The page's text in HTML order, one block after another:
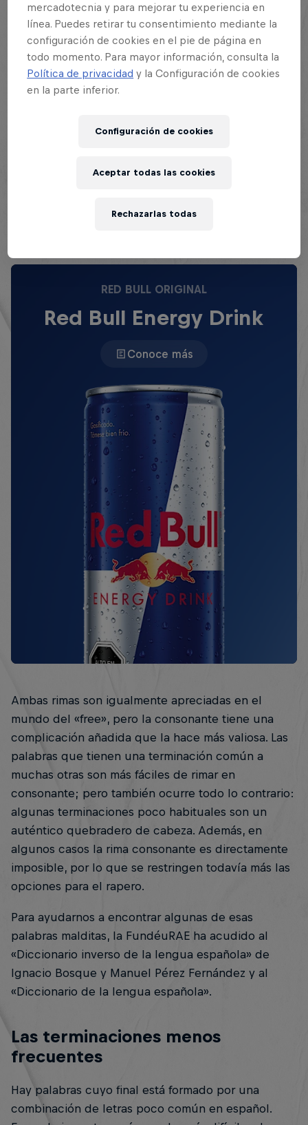
de palabras al que recurrir para improvisar unas
rimas potentes y sonoras, pero nunca se sabe por
dónde va a ir una batalla y con qué palabras habrá
que combatir.
Para que dos palabras rimen, debe darse uno de
letras desde la vocal tónica hasta el final (rima
partir de la tónica (rima asonante):
consonante, mientras que
RED BULL ORIGINAL
Red Bull Energy Drink
Conoce más
Ambas rimas son igualmente apreciadas en el
mundo del «free», pero la consonante tiene una
complicación añadida que la hace más valiosa. Las
palabras que tienen una terminación común a
muchas otras son más fáciles de rimar en
consonante; pero también ocurre todo lo contrario:
algunas terminaciones poco habituales son un
auténtico quebradero de cabeza. Además, en
algunos casos la rima consonante es directamente
imposible, por lo que se restringen todavía más las
opciones para el rapero.
Para ayudarnos a encontrar algunas de esas
palabras malditas, la FundéuRAE ha acudido al
«Diccionario inverso de la lengua española» de
Ignacio Bosque y Manuel Pérez Fernández y al
«Diccionario de la lengua española».
Las terminaciones menos
frecuentes
Hay palabras cuyo final está formado por una
combinación de letras poco común en español.
mercadotecnia y para mejorar tu experiencia en
línea. Puedes retirar tu consentimiento mediante la
configuración de cookies en el pie de página en
todo momento. Para mayor información, consulta la
Política de privacidad y la Configuración de cookies
en la parte inferior.
Configuración de cookies
Rechazarlas todas
Aceptar todas las cookies